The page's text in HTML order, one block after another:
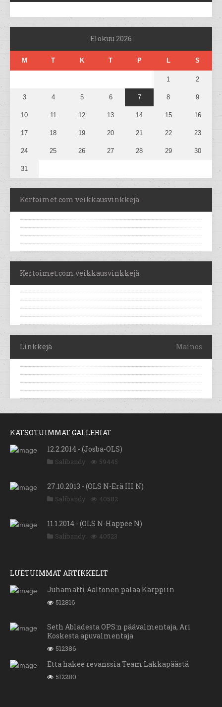
Elokuu 2026
M T K T P L S
1 2
3 4 5 6 7 8 9
10 11 12 13 14 15 16
17 18 19 20 21 22 23
24 25 26 27 28 29 30
31
Kertoimet.com veikkausvinkkejä
Kertoimet.com veikkausvinkkejä
Linkkejä Mainos
KATSOTUIMMAT GALLERIAT
12.2.2014 - (Josba-OLS)
Salibandy 59445
27.10.2013 - (OLS N-Erä III N)
Salibandy 40582
11.1.2014 - (OLS N-Happee N)
Salibandy 40523
LUETUIMMAT ARTIKKELIT
Juhamatti Aaltonen palaa Kärppiin
512816
Seth Abladesta OPS:n päävalmentaja, Ari
Koskesta apuvalmentaja
512386
Etta hakee revanssia Team Lakkapäästä
512280